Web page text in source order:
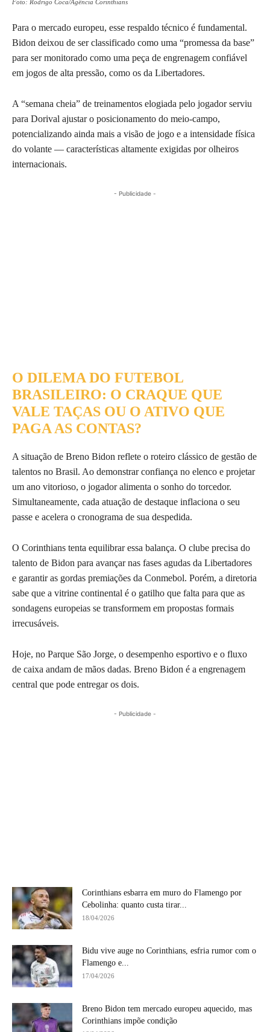
Foto: Rodrigo Coca/Agência Corinthians
Para o mercado europeu, esse respaldo técnico é fundamental.
Bidon deixou de ser classificado como uma “promessa da base”
para ser monitorado como uma peça de engrenagem confiável
em jogos de alta pressão, como os da Libertadores.
A “semana cheia” de treinamentos elogiada pelo jogador serviu
para Dorival ajustar o posicionamento do meio-campo,
potencializando ainda mais a visão de jogo e a intensidade física
do volante — características altamente exigidas por olheiros
internacionais.
- Publicidade -
O DILEMA DO FUTEBOL
BRASILEIRO: O CRAQUE QUE
VALE TAÇAS OU O ATIVO QUE
PAGA AS CONTAS?
A situação de Breno Bidon reflete o roteiro clássico de gestão de
talentos no Brasil. Ao demonstrar confiança no elenco e projetar
um ano vitorioso, o jogador alimenta o sonho do torcedor.
Simultaneamente, cada atuação de destaque inflaciona o seu
passe e acelera o cronograma de sua despedida.
O Corinthians tenta equilibrar essa balança. O clube precisa do
talento de Bidon para avançar nas fases agudas da Libertadores
e garantir as gordas premiações da Conmebol. Porém, a diretoria
sabe que a vitrine continental é o gatilho que falta para que as
sondagens europeias se transformem em propostas formais
irrecusáveis.
Hoje, no Parque São Jorge, o desempenho esportivo e o fluxo
de caixa andam de mãos dadas. Breno Bidon é a engrenagem
central que pode entregar os dois.
- Publicidade -
Corinthians esbarra em muro do Flamengo por
Cebolinha: quanto custa tirar...
18/04/2026
Bidu vive auge no Corinthians, esfria rumor com o
Flamengo e...
17/04/2026
Breno Bidon tem mercado europeu aquecido, mas
Corinthians impõe condição